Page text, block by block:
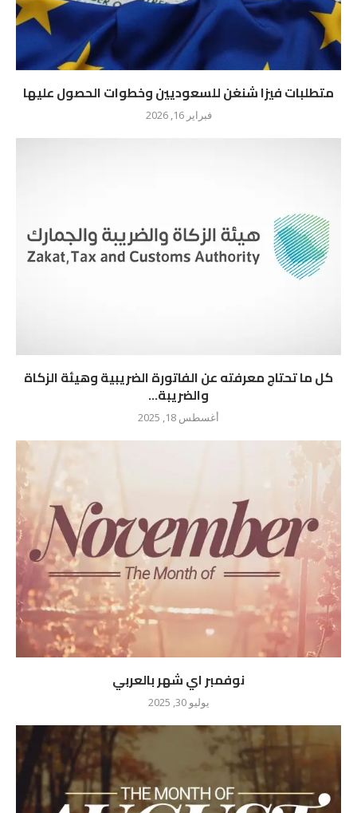
متطلبات فيزا شنغن للسعوديين وخطوات الحصول عليها
فبراير 16, 2026
كل ما تحتاج معرفته عن الفاتورة الضريبية وهيئة الزكاة
والضريبة...
أغسطس 18, 2025
نوفمبر اي شهر بالعربي
يوليو 30, 2025